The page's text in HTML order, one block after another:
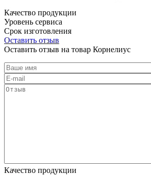
Качество продукции
Уровень сервиса
Срок изготовления
Оставить отзыв
Оставить отзыв на товар Корнелиус
Качество продукции